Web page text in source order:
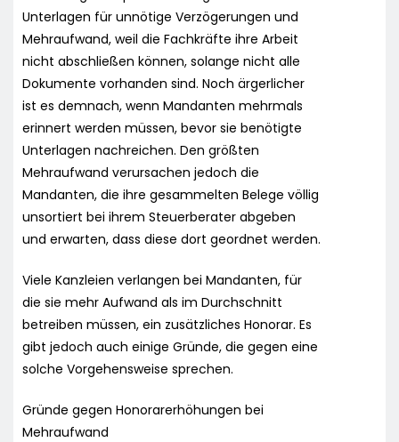
Unterlagen für unnötige Verzögerungen und
Mehraufwand, weil die Fachkräfte ihre Arbeit
nicht abschließen können, solange nicht alle
Dokumente vorhanden sind. Noch ärgerlicher
ist es demnach, wenn Mandanten mehrmals
erinnert werden müssen, bevor sie benötigte
Unterlagen nachreichen. Den größten
Mehraufwand verursachen jedoch die
Mandanten, die ihre gesammelten Belege völlig
unsortiert bei ihrem Steuerberater abgeben
und erwarten, dass diese dort geordnet werden.
Viele Kanzleien verlangen bei Mandanten, für
die sie mehr Aufwand als im Durchschnitt
betreiben müssen, ein zusätzliches Honorar. Es
gibt jedoch auch einige Gründe, die gegen eine
solche Vorgehensweise sprechen.
Gründe gegen Honorarerhöhungen bei
Mehraufwand